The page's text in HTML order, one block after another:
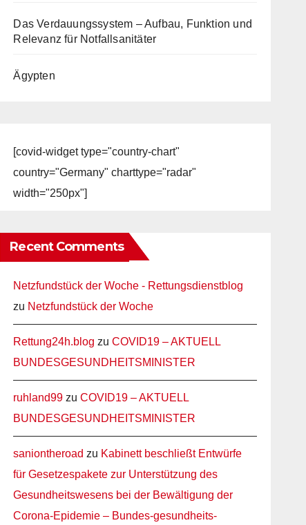
Das Verdauungssystem – Aufbau, Funktion und
Relevanz für Notfallsanitäter
Ägypten
[covid-widget type="country-chart"
country="Germany" charttype="radar"
width="250px"]
Recent Comments
Netzfundstück der Woche - Rettungsdienstblog
zu Netzfundstück der Woche
Rettung24h.blog zuCOVID19 – AKTUELL
BUNDESGESUNDHEITSMINISTER
ruhland99 zuCOVID19 – AKTUELL
BUNDESGESUNDHEITSMINISTER
saniontheroad zu Kabinett beschließt Entwürfe
für Gesetzespakete zur Unterstützung des
Gesundheitswesens bei der Bewältigung der
Corona-Epidemie – Bundes-gesundheits-